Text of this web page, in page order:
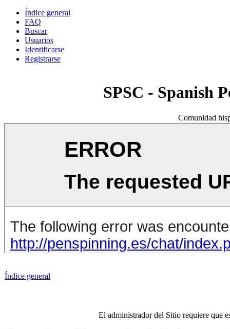
Índice general
FAQ
Buscar
Usuarios
Identificarse
Registrarse
SPSC - Spanish
Comunidad
Índice general
El administrador del Sitio requiere que